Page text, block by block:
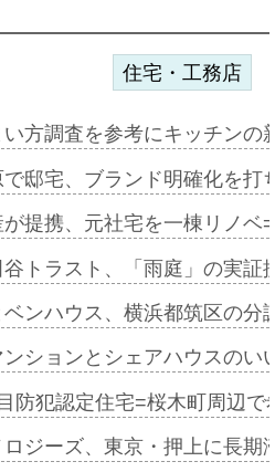
住宅・工務店
方調査を参考にキッチン
邸宅、ブランド明確化を
が提携、元社宅を一棟リノ
トラスト、「雨庭」の実
ンハウス、横浜都筑区の
ンションとシェアハウスの
防犯認定住宅=桜木町周辺
ジーズ、東京・押上に長